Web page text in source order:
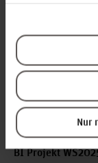
Nur
BI Projekt
BI Projekt
BI Projekt
BI Projekt
BI Projekt